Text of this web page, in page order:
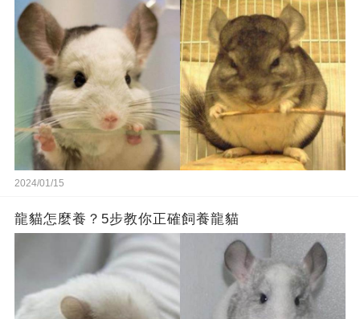
2024/01/15
龍貓怎麼養？5步教你正確飼養龍貓